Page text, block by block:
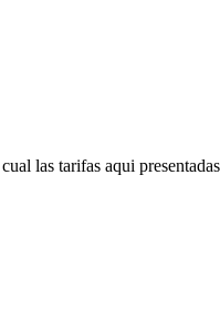
las tarifas aqui